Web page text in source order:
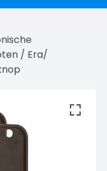
/ Era/